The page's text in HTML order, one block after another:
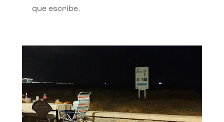
que escribe.